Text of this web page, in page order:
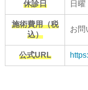
休診日 日曜
施術費用（税
込）
お問
公式URL